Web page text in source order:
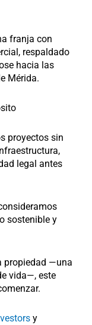
franja con
respaldado
hacia las
Mérida.
proyectos sin
legal antes
sostenible y
propiedad —una
vida—, este
y